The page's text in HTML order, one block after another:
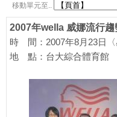
移動單元至..
2007年wella 威娜流行
時 間：2007年8月23日〈
地 點：台大綜合體育館